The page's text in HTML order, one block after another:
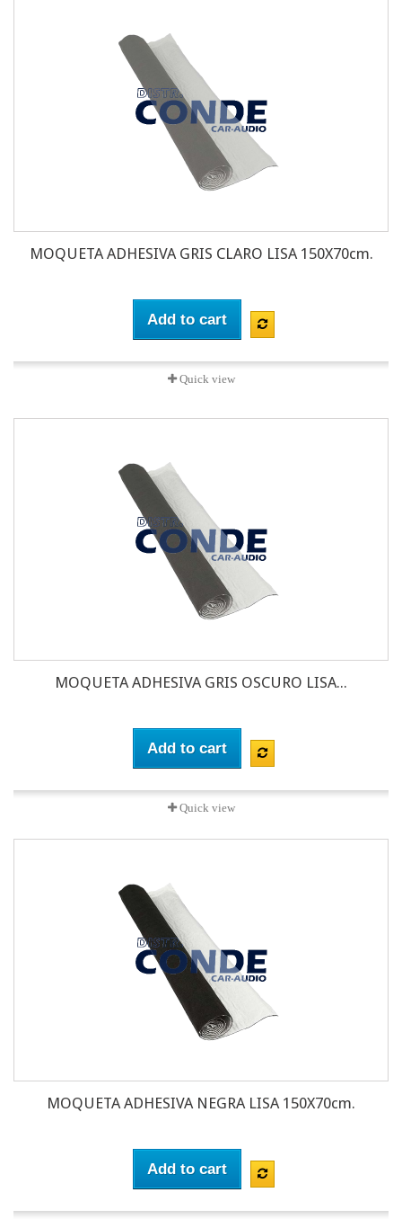
MOQUETA ADHESIVA GRIS CLARO LISA 150X70cm.
Add to cart
Quick view
MOQUETA ADHESIVA GRIS OSCURO LISA...
Add to cart
Quick view
MOQUETA ADHESIVA NEGRA LISA 150X70cm.
Add to cart